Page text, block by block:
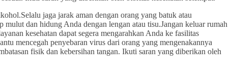
jaga jarak aman dengan orang yang batuk atau
dan hidung Anda dengan lengan atau tisu.Jangan keluar rumah
kesehatan dapat segera mengarahkan Anda ke fasilitas
mencegah penyebaran virus dari orang yang mengenakannya
fisik dan kebersihan tangan. Ikuti saran yang diberikan oleh